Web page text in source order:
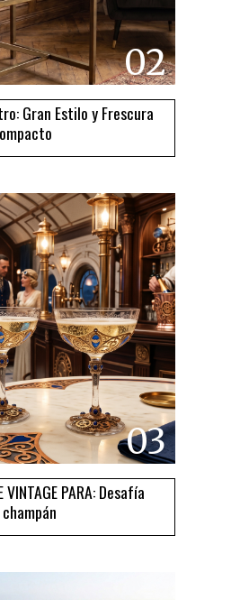
02
Gran Estilo y Frescura
03
VINTAGE PARA: Desafía